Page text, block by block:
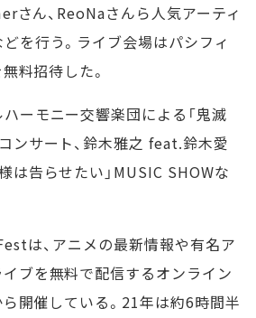
さん、ReoNaさんら人気アーティ
を行う。ライブ会場はパシフィ
料招待した。
ーモニー交響楽団による「鬼滅
ンサート、鈴木雅之 feat.鈴木愛
は告らせたい」MUSIC SHOWな
は、アニメの最新情報や有名ア
ブを無料で配信するオンライン
開催している。21年は約6時間半